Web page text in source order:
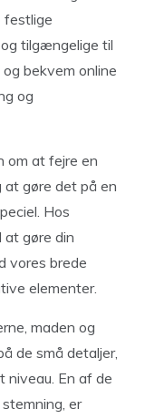
festlige
tilgængelige til
bekvem online
og
om at fejre en
at gøre det på en
Hos
at gøre din
vores brede
elementer.
maden og
de små detaljer,
niveau. En af de
er